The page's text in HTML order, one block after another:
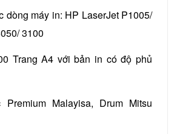
dòng máy in: HP LaserJet P1005/
3100
Trang A4 với bản in có độ phủ
Malayisa, Drum Mitsu